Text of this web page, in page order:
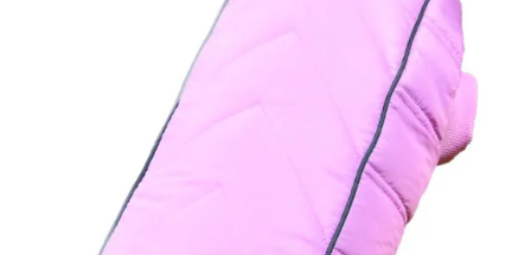
Covorașe Igienice Câini
Igienă Câini